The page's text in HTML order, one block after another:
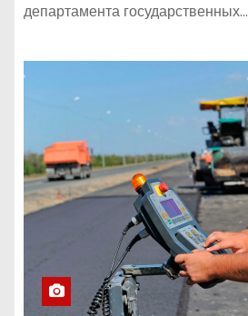
департамента государственных…